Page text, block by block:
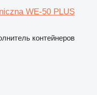
WE-50 PLUS
контейнеров